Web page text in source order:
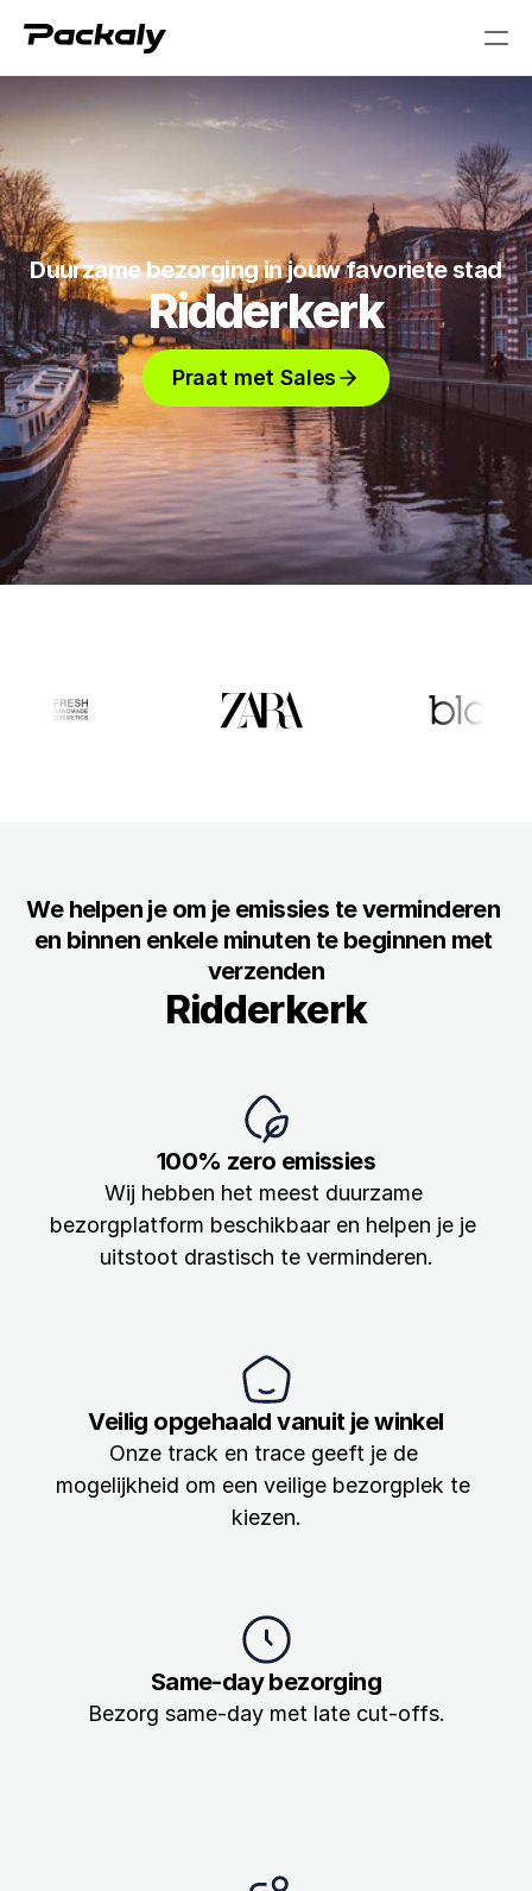
Design
Content
Publish
RESOURCES
Blog
Careers
Docs
Klanten
Waarom klanten van ons houden
Duurzaamheid
Onze insights over last-mile
Volg je pakket
Duurzame bezorging in jouw favoriete stad
Ridderkerk
Praat met Sales
We helpen je om je emissies te verminderen
en binnen enkele minuten te beginnen met
verzenden
Ridderkerk
100% zero emissies
Wij hebben het meest duurzame
bezorgplatform beschikbaar en helpen je je
uitstoot drastisch te verminderen.
Veilig opgehaald vanuit je winkel
Onze track en trace geeft je de
mogelijkheid om een veilige bezorgplek te
kiezen.
Same-day bezorging
Bezorg same-day met late cut-offs.